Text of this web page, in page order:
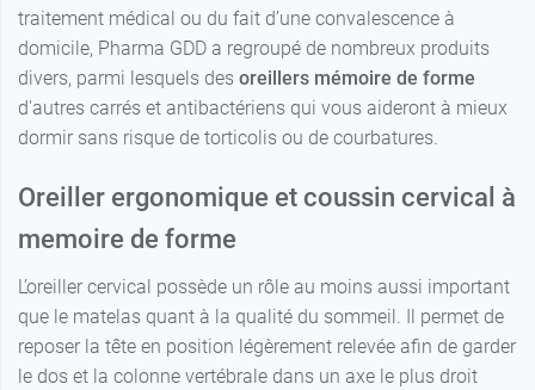
cm
22,99 €
90 cm x 20
25,99 €
traitement médical ou du fait d’une convalescence à
domicile, Pharma GDD a regroupé de nombreux produits
divers, parmi lesquels des oreillers mémoire de forme
d'autres carrés et antibactériens qui vous aideront à mieux
dormir sans risque de torticolis ou de courbatures.
Oreiller ergonomique et coussin cervical à
memoire de forme
L’oreiller cervical possède un rôle au moins aussi important
que le matelas quant à la qualité du sommeil. Il permet de
reposer la tête en position légèrement relevée afin de garder
le dos et la colonne vertébrale dans un axe le plus droit